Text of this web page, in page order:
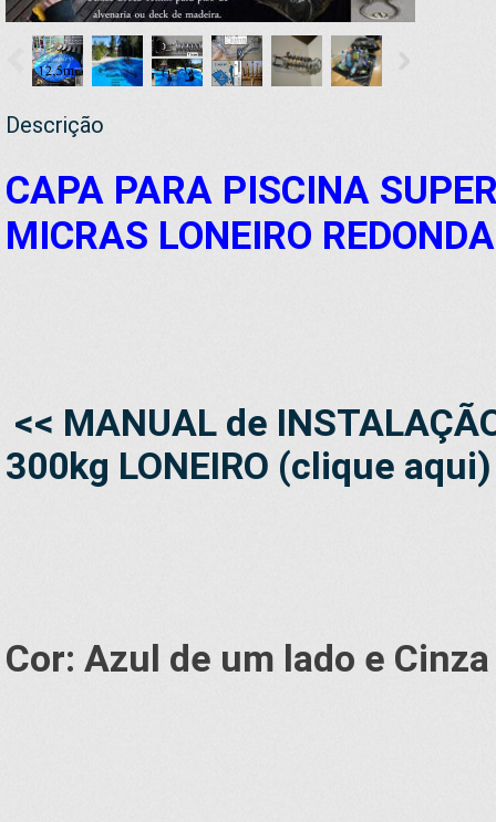
Descrição
CAPA PARA PISCINA
MICRAS LONEIRO
<< MANUAL de
300kg LONEIRO (clique
Cor: Azul de um lado e